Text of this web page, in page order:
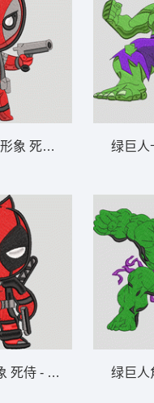
象 死侍 - Q版死侍-DST
死侍 - 迷你红色反英雄爆
绿巨人
绿巨人